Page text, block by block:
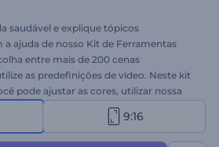
saudável e explique tópicos
a ajuda de nosso Kit de Ferramentas
entre mais de 200 cenas
as predefinições de vídeo. Neste kit
pode ajustar as cores, utilizar nossa
definir a duração das cenas, editar
e muito mais. É ideal para clínicas
9:16